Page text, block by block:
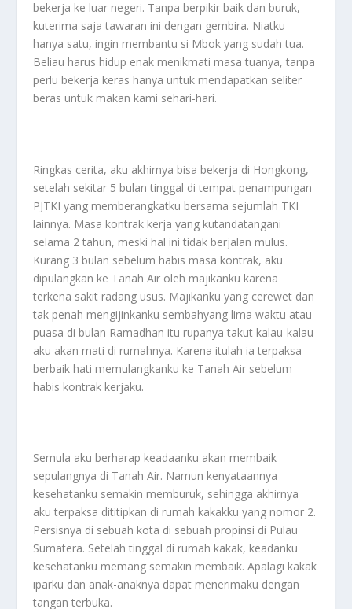
bekerja ke luar negeri. Tanpa berpikir baik dan buruk,
kuterima saja tawaran ini dengan gembira. Niatku
hanya satu, ingin membantu si Mbok yang sudah tua.
Beliau harus hidup enak menikmati masa tuanya, tanpa
perlu bekerja keras hanya untuk mendapatkan seliter
beras untuk makan kami sehari-hari.
Ringkas cerita, aku akhirnya bisa bekerja di Hongkong,
setelah sekitar 5 bulan tinggal di tempat penampungan
PJTKI yang memberangkatku bersama sejumlah TKI
lainnya. Masa kontrak kerja yang kutandatangani
selama 2 tahun, meski hal ini tidak berjalan mulus.
Kurang 3 bulan sebelum habis masa kontrak, aku
dipulangkan ke Tanah Air oleh majikanku karena
terkena sakit radang usus. Majikanku yang cerewet dan
tak penah mengijinkanku sembahyang lima waktu atau
puasa di bulan Ramadhan itu rupanya takut kalau-kalau
aku akan mati di rumahnya. Karena itulah ia terpaksa
berbaik hati memulangkanku ke Tanah Air sebelum
habis kontrak kerjaku.
Semula aku berharap keadaanku akan membaik
sepulangnya di Tanah Air. Namun kenyataannya
kesehatanku semakin memburuk, sehingga akhirnya
aku terpaksa dititipkan di rumah kakakku yang nomor 2.
Persisnya di sebuah kota di sebuah propinsi di Pulau
Sumatera. Setelah tinggal di rumah kakak, keadanku
kesehatanku memang semakin membaik. Apalagi kakak
iparku dan anak-anaknya dapat menerimaku dengan
tangan terbuka.